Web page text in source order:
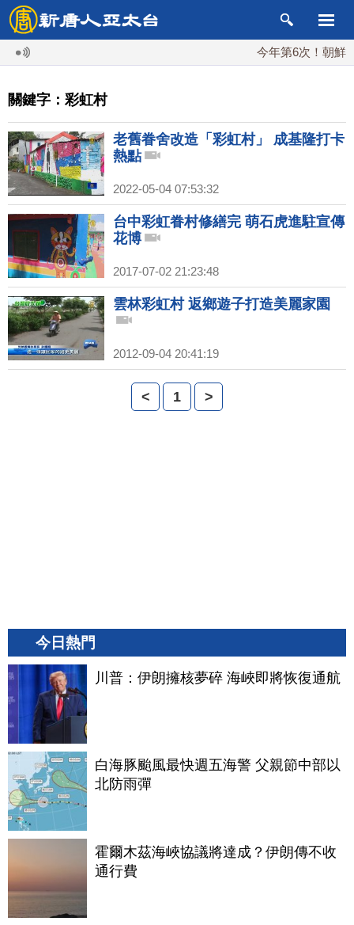
今年第6次！朝鮮發
關鍵字：彩虹村
老舊眷舍改造「彩虹村」 成基隆打卡
熱點
2022-05-04 07:53:32
台中彩虹眷村修繕完 萌石虎進駐宣傳
花博
2017-07-02 21:23:48
雲林彩虹村 返鄉遊子打造美麗家園
2012-09-04 20:41:19
< 1 >
今日熱門
川普：伊朗擁核夢碎 海峽即將恢復通航
白海豚颱風最快週五海警 父親節中部以
北防雨彈
霍爾木茲海峽協議將達成？伊朗傳不收
通行費